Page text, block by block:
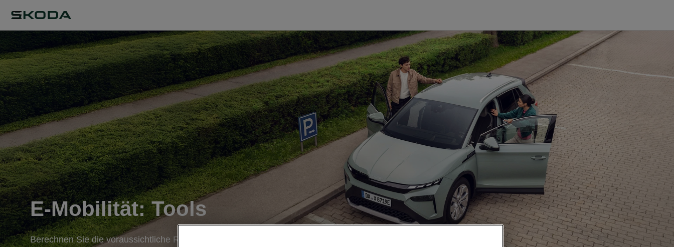
E-Mobilität: Tools
Berechnen Sie die voraussichtliche Reichweite, Einsparungen &